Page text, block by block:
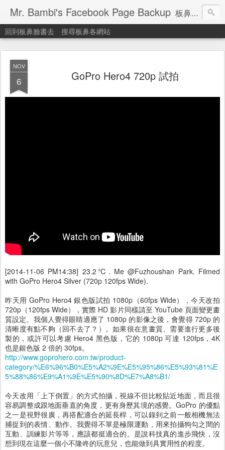
Mr. Bambi's Facebook Page Backup 板鼻臉書備份站
回到板鼻臉書去 搜尋板鼻各網站
NOV
6 GoPro Hero4 720p 試拍
[2014-11-06 PM14:38] 23.2℃. Me @Fuzhoushan Park. Filmed
with GoPro Hero4 Silver (720p 120fps Wide).
昨天用 GoPro Hero4 銀色版試拍 1080p（60fps Wide），今天改拍
720p（120fps Wide），實際 HD 影片同樣請至 YouTube 頁面變更畫
質設定。我個人覺得眼睛適應了 1080p 的影像之後，會覺得 720p 的
清晰度有點不夠（回不去了？）。如果很在意畫質、需要進行更多後
製的，或許可以考慮 Hero4 黑色版，它的 1080p 可達 120fps，4K
也是銀色版 2 倍的 30fps。
http://www.goprohero.com.tw/product-
category/%E6%96%B0%E5%A2%9E%E5%95%86%E5%93%81%E
5%88%86%E9%A1%9E%E5%90%8D%E7%A8%B1/
今天改用「上下倒置」的方式拍攝，視線不但比較貼近地面，而且很
容易調整成跟地面垂直的角度，更有身歷其境的感覺。GoPro 的優點
之一是視野很廣，再搭配適合的延長桿，可以錄到之前一般相機無法
捕捉到的表情、動作。我覺得不單是極限運動，用來拍攝狗勾之間的
互動、訓練影片等等，應該都挺適合的。是說科技真的進步飛快，沒
想到現在這麼一個小不隆咚的玩意兒，也能做到具實用性的程度。